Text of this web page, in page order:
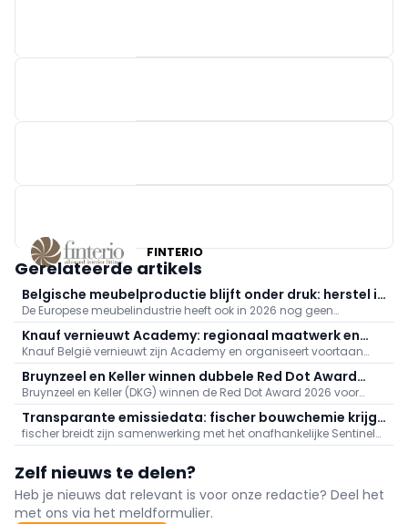
FINTERIO
Gerelateerde artikels
Belgische meubelproductie blijft onder druk: herstel in
Europa blijft uit
De Europese meubelindustrie heeft ook in 2026 nog geen
duurzaam herstel ingezet. Dat blijkt uit de meest recente
productiecijfers van Eurostat, die in juli werden gepubliceerd.
Knauf vernieuwt Academy: regionaal maatwerk en
digitale modules
Knauf België vernieuwt zijn Academy en organiseert voortaan
praktijkgerichte opleidingen op partnerlocaties in heel het land,
met trainers in beide landstalen. Tegen eind 2026 volgt extra
digitalisering met online videomodules en meer maatwerk.
Bruynzeel en Keller winnen dubbele Red Dot Award
2026 voor biobased keukens
Bruynzeel en Keller (DKG) winnen de Red Dot Award 2026 voor
biobased keukenlijnen Circo Atlas en enduura elba. De keukens
reduceren CO2 met 30%. Onafhankelijke erkenning van DKG’s
duurzame, schaalbare en betaalbare innovatie.
Transparante emissiedata: fischer bouwchemie krijgt
SHI-certificaat
fischer breidt zijn samenwerking met het onafhankelijke Sentinel
Holding Institut uit: extra bouwchemieproducten zijn nu SHI-
gecertificeerd en opgenomen in de SHI-database. Zo krijgen
planners en bouwheren transparante emissiegegevens,
vereenvoudigen planning en bestek, en verbetert de
binnenluchtkwaliteit.
Zelf nieuws te delen?
Heb je nieuws dat relevant is voor onze redactie? Deel het
met ons via het meldformulier.